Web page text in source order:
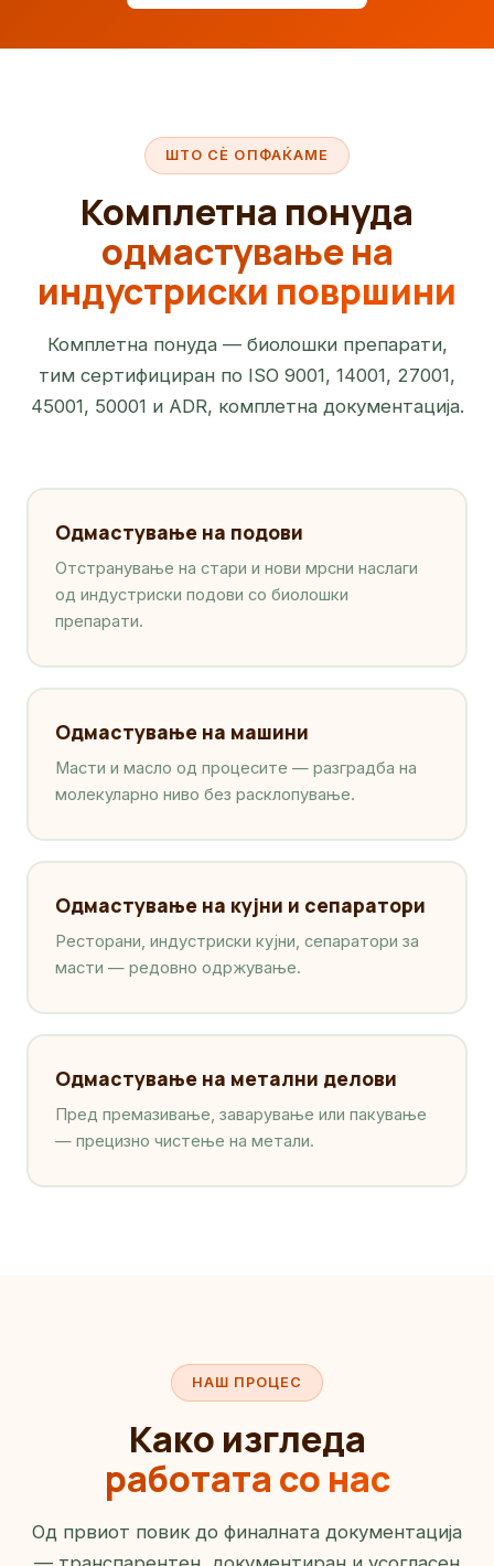
ШТО СЀ ОПФАЌАМЕ
Комплетна понуда
одмастување на
индустриски површини
Комплетна понуда — биолошки препарати,
тим сертифициран по ISO 9001, 14001, 27001,
45001, 50001 и ADR, комплетна документација.
Одмастување на подови
Отстранување на стари и нови мрсни наслаги
од индустриски подови со биолошки
препарати.
Одмастување на машини
Масти и масло од процесите — разградба на
молекуларно ниво без расклопување.
Одмастување на кујни и сепаратори
Ресторани, индустриски кујни, сепаратори за
масти — редовно одржување.
Одмастување на метални делови
Пред премазивање, заварување или пакување
— прецизно чистење на метали.
НАШ ПРОЦЕС
Како изгледа
работата со нас
Од првиот повик до финалната документација